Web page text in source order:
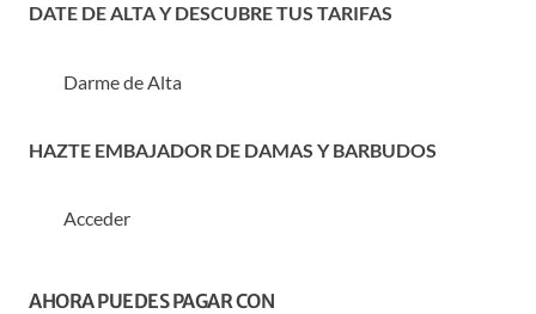
DATE DE ALTA Y DESCUBRE TUS TARIFAS
Darme de Alta
HAZTE EMBAJADOR DE DAMAS Y BARBUDOS
Acceder
AHORA PUEDES PAGAR CON